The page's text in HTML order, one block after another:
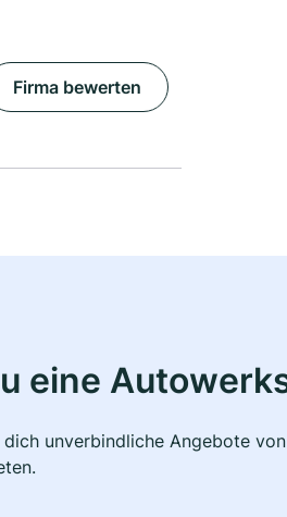
Firma bewerten
eine
unverbindliche Angebote